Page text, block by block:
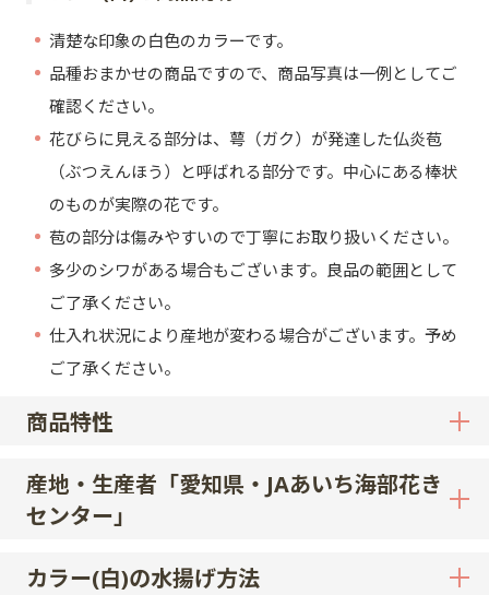
商品特性
産地・生産者「愛知県・JAあいち海部花き
センター」
カラー(白)の水揚げ方法
清楚な印象の白色のカラーです。
品種おまかせの商品ですので、商品写真は一例としてご
確認ください。
花びらに見える部分は、萼（ガク）が発達した仏炎苞
（ぶつえんほう）と呼ばれる部分です。中心にある棒状
のものが実際の花です。
苞の部分は傷みやすいので丁寧にお取り扱いください。
多少のシワがある場合もございます。良品の範囲として
ご了承ください。
仕入れ状況により産地が変わる場合がございます。予め
ご了承ください。